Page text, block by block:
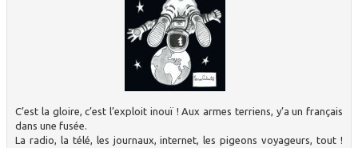
C’est la gloire, c’est l’exploit inouï ! Aux armes terriens, y’a un français
dans une fusée.
La radio, la télé, les journaux, internet, les pigeons voyageurs, tout !